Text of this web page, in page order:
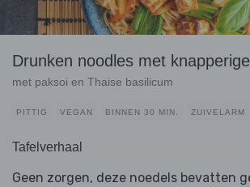
Drunken noodles met
met paksoi en Thaise basilicum
PITTIG VEGAN BINNEN 30 MIN. ZUIVELARM
Tafelverhaal
Geen zorgen, deze noedels bevatten